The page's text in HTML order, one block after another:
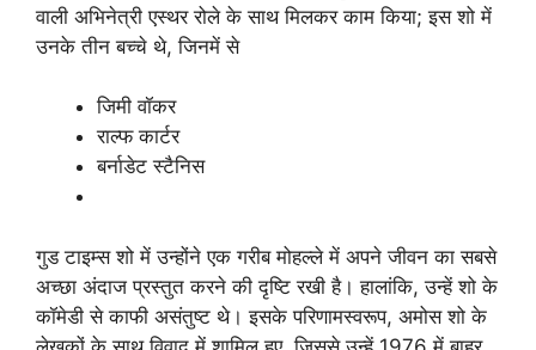
वाली अभिनेत्री एस्थर रोले के साथ मिलकर काम किया; इस शो में
उनके तीन बच्चे थे, जिनमें से
जिमी वॉकर
राल्फ कार्टर
बर्नाडेट स्टैनिस
गुड टाइम्स शो में उन्होंने एक गरीब मोहल्ले में अपने जीवन का सबसे
अच्छा अंदाज प्रस्तुत करने की दृष्टि रखी है। हालांकि, उन्हें शो के
कॉमेडी से काफी असंतुष्ट थे। इसके परिणामस्वरूप, अमोस शो के